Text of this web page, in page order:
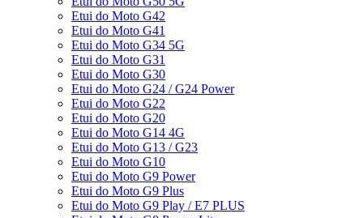
Etui do Moto G42
Etui do Moto G41
Etui do Moto G34 5G
Etui do Moto G31
Etui do Moto G30
Etui do Moto G24 / G24 Power
Etui do Moto G22
Etui do Moto G20
Etui do Moto G14 4G
Etui do Moto G13 / G23
Etui do Moto G10
Etui do Moto G9 Power
Etui do Moto G9 Plus
Etui do Moto G9 Play / E7 PLUS